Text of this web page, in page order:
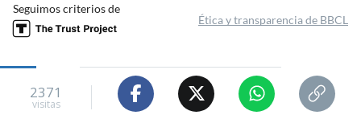
Seguimos criterios de
Ética y transparencia de BBCL
2371
visitas